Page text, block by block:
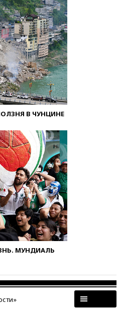
В ЧУНЦИНЕ
МУНДИАЛЬ